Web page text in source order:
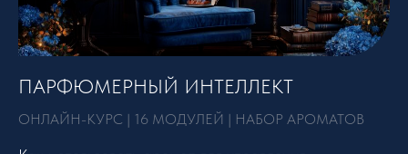
ПАРФЮМЕРНЫЙ ИНТЕЛЛЕКТ
ОНЛАЙН-КУРС | 16 МОДУЛЕЙ | НАБОР АРОМАТОВ